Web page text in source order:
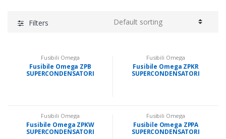
Filters
Fusibili Omega
Fusibile Omega ZPB
SUPERCONDENSATORI
Fusibili Omega
Fusibile Omega ZPKR
SUPERCONDENSATORI
Fusibili Omega
Fusibile Omega ZPKW
SUPERCONDENSATORI
Fusibili Omega
Fusibile Omega ZPPA
SUPERCONDENSATORI